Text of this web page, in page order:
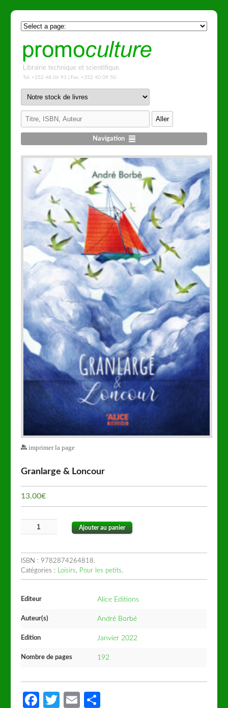
Librairie technique et scientifique.
Tel. +352 48 06 91 | Fax. +352 40 09 50
Navigation
imprimer la page
Granlarge & Loncour
13.00€
Ajouter au panier
ISBN : 9782874264818.
Catégories : Loisirs, Pour les petits.
Editeur Alice Editions
Auteur(s) André Borbé
Edition Janvier 2022
Nombre de pages 192
Facebook
Twitter
Email